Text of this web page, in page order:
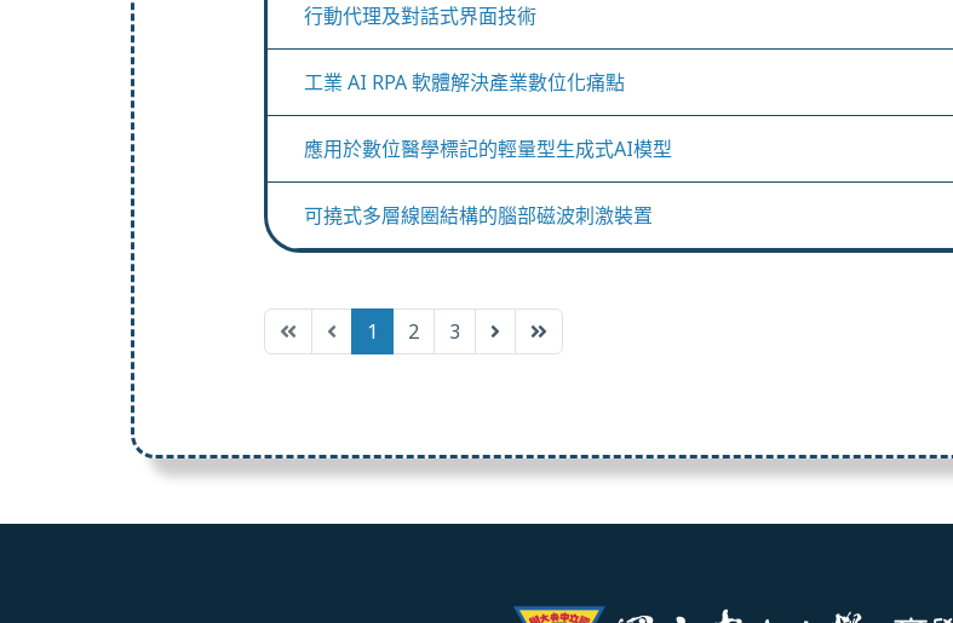
行動代理及對話式界面技術
工業 AI RPA 軟體解決產業數位化痛點
應用於數位醫學標記的輕量型生成式AI模型
可撓式多層線圈結構的腦部磁波刺激裝置
1 2 3